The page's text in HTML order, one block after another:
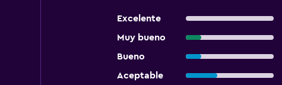
Excelente
Muy bueno
Bueno
Aceptable